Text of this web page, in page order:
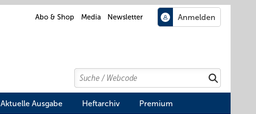
Abo & Shop Media Newsletter
Search
Suchen
Aktuelle Ausgabe Heftarchiv Premium